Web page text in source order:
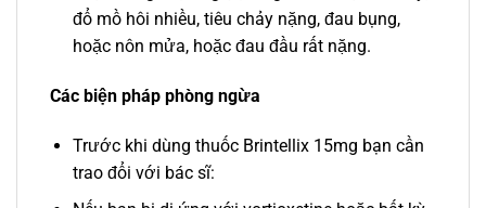
đổ mồ hôi nhiều, tiêu chảy nặng, đau bụng,
hoặc nôn mửa, hoặc đau đầu rất nặng.
Các biện pháp phòng ngừa
Trước khi dùng thuốc Brintellix 15mg bạn cần
trao đổi với bác sĩ: